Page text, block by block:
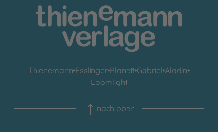
Thienemann•Esslinger•Planet!•Gabriel•Aladin•
Loomlight
nach oben